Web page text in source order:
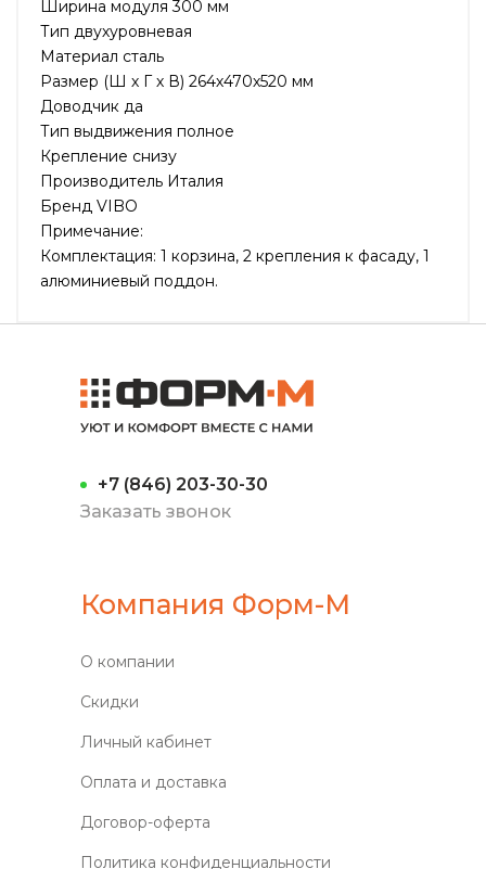
Ширина модуля 300 мм
Тип двухуровневая
Материал сталь
Размер (Ш х Г х В) 264х470х520 мм
Доводчик да
Тип выдвижения полное
Крепление снизу
Производитель Италия
Бренд VIBO
Примечание:
Комплектация: 1 корзина, 2 крепления к фасаду, 1
алюминиевый поддон.
+7 (846) 203-30-30
Заказать звонок
Компания Форм-М
О компании
Скидки
Личный кабинет
Оплата и доставка
Договор-оферта
Политика конфиденциальности